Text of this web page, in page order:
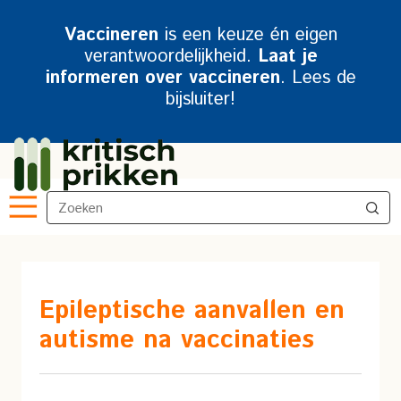
Vaccineren is een keuze én eigen
verantwoordelijkheid. Laat je
informeren over vaccineren. Lees de
bijsluiter!
Epileptische aanvallen en
autisme na vaccinaties